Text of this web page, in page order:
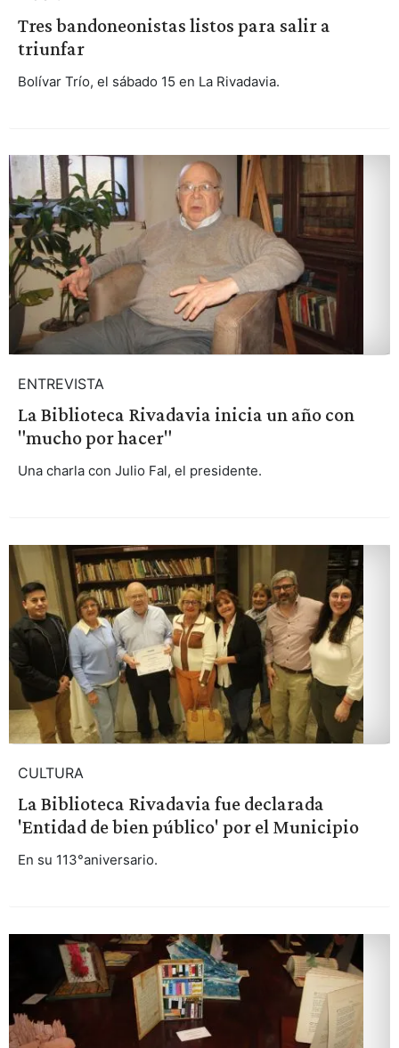
Tres bandoneonistas listos para salir a
triunfar
Bolívar Trío, el sábado 15 en La Rivadavia.
ENTREVISTA
La Biblioteca Rivadavia inicia un año con
"mucho por hacer"
Una charla con Julio Fal, el presidente.
CULTURA
La Biblioteca Rivadavia fue declarada
'Entidad de bien público' por el Municipio
En su 113°aniversario.